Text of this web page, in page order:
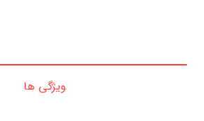
ویژگی ها